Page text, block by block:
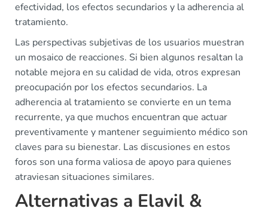
efectividad, los efectos secundarios y la adherencia al
tratamiento.
Las perspectivas subjetivas de los usuarios muestran
un mosaico de reacciones. Si bien algunos resaltan la
notable mejora en su calidad de vida, otros expresan
preocupación por los efectos secundarios. La
adherencia al tratamiento se convierte en un tema
recurrente, ya que muchos encuentran que actuar
preventivamente y mantener seguimiento médico son
claves para su bienestar. Las discusiones en estos
foros son una forma valiosa de apoyo para quienes
atraviesan situaciones similares.
Alternativas a Elavil &